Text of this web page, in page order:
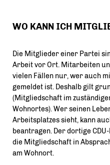
WO KANN ICH
Die Mitglieder einer Partei
Arbeit vor Ort. Mitarbeiten
vielen Fällen nur, wer auch
gemeldet ist. Deshalb gilt
(Mitgliedschaft im
Wohnortes). Wer seinen
Arbeitsplatzes sieht, kann
beantragen. Der dortige
die Mitgliedschaft in
am Wohnort.